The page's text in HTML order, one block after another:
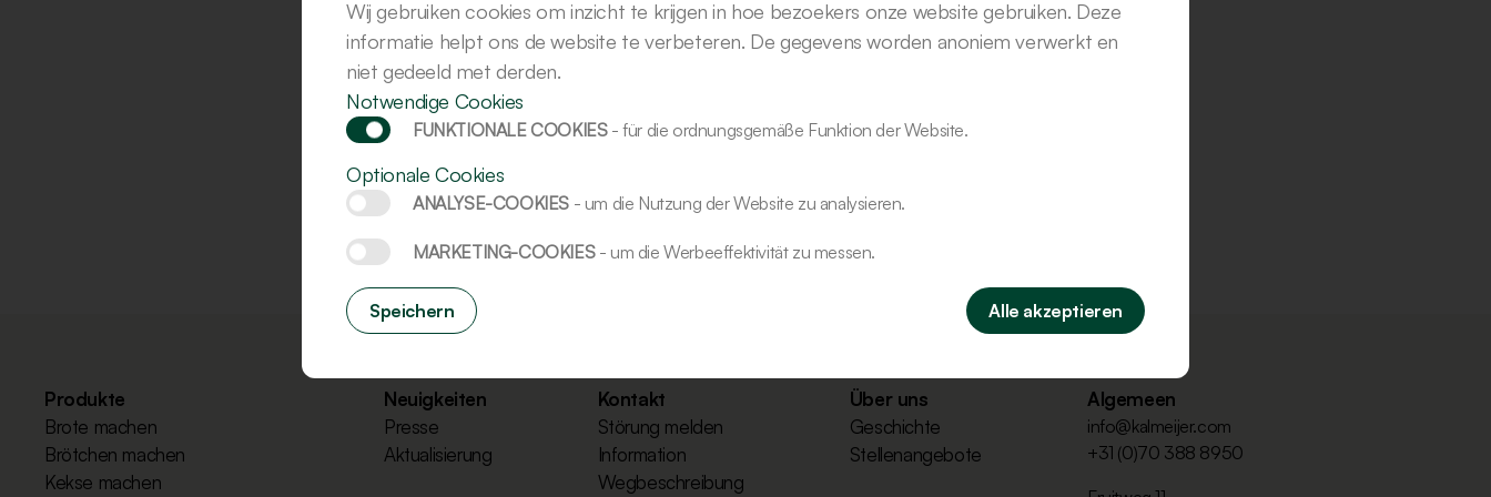
Wij gebruiken cookies om inzicht te krijgen in hoe bezoekers onze website gebruiken. Deze
informatie helpt ons de website te verbeteren. De gegevens worden anoniem verwerkt en
niet gedeeld met derden.
Notwendige Cookies
FUNKTIONALE COOKIES - für die ordnungsgemäße Funktion der Website.
Optionale Cookies
ANALYSE-COOKIES - um die Nutzung der Website zu analysieren.
MARKETING-COOKIES - um die Werbeeffektivität zu messen.
Speichern Alle akzeptieren
Produkte
Brote machen
Brötchen machen
Kekse machen
Neuigkeiten
Presse
Aktualisierung
Kontakt
Störung melden
Information
Wegbeschreibung
Über uns
Geschichte
Stellenangebote
Algemeen
info@kalmeijer.com
+31 (0)70 388 8950